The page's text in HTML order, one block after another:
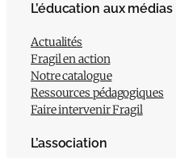
L’éducation aux médias
Actualités
Fragil en action
Notre catalogue
Ressources pédagogiques
Faire intervenir Fragil
L’association